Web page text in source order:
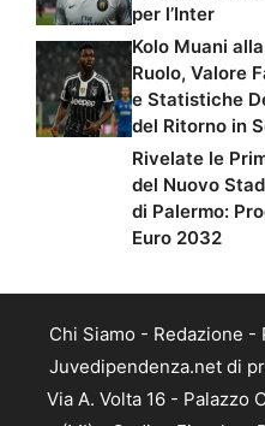
per l’Inter
Kolo Muani
Ruolo, Valore
e Statistiche
del Ritorno in
Rivelate le
del Nuovo
di Palermo:
Euro 2032
Chi Siamo - Redazione -
Juvedipendenza.net di
Via A. Volta 16 - Palazzo